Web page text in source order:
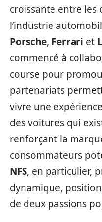
croissante entre les
l’industrie
Porsche, Ferrari et
commencé à
course pour
partenariats
vivre une
des voitures qui
renforçant la
consommateurs
NFS, en particulier,
dynamique,
de deux passions